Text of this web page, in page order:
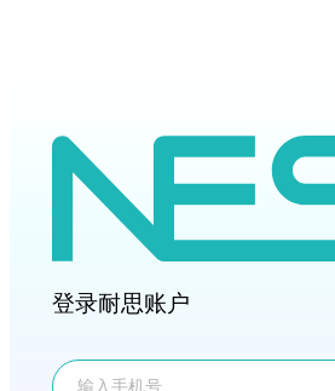
登录耐思账户